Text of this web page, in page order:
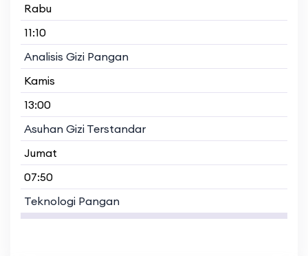
Rabu
11:10
Analisis Gizi Pangan
Kamis
13:00
Asuhan Gizi Terstandar
Jumat
07:50
Teknologi Pangan